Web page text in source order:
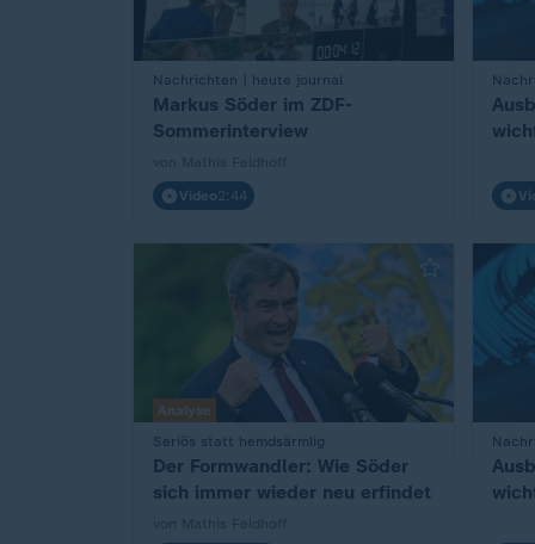
Nachrichten | heute journal
:
Markus Söder im ZDF-
Sommerinterview
Video2:44
:
Analyse
Seriös statt hemdsärmlig
:
Der Formwandler: Wie Söder
sich immer wieder neu erfindet
: